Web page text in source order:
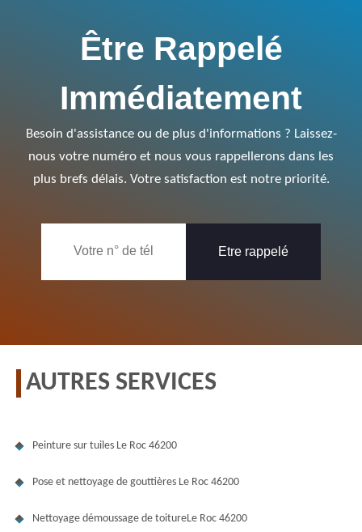
Être Rappelé
Immédiatement
Besoin d'assistance ou de plus d'informations ? Laissez-
nous votre numéro et nous vous rappellerons dans les
plus brefs délais. Votre satisfaction est notre priorité.
AUTRES SERVICES
Peinture sur tuiles Le Roc 46200
Pose et nettoyage de gouttières Le Roc 46200
Nettoyage démoussage de toitureLe Roc 46200